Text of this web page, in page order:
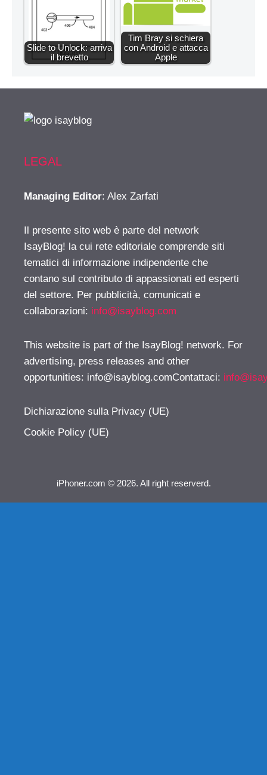
Slide to Unlock: arriva
il brevetto
Tim Bray si schiera
con Android e attacca
Apple
LEGAL
Managing Editor: Alex Zarfati
Il presente sito web è parte del network
IsayBlog! la cui rete editoriale comprende siti
tematici di informazione indipendente che
contano sul contributo di appassionati ed esperti
del settore. Per pubblicità, comunicati e
collaborazioni: info@isayblog.com
This website is part of the IsayBlog! network. For
advertising, press releases and other
opportunities: info@isayblog.comContattaci:
Dichiarazione sulla Privacy (UE)
Cookie Policy (UE)
iPhoner.com © 2026. All right reserverd.